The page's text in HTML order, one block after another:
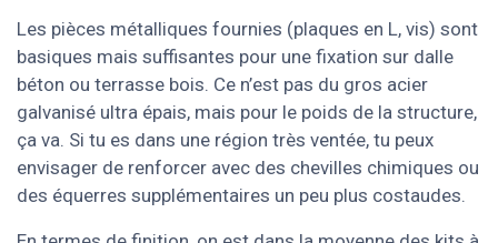
Les pièces métalliques fournies (plaques en L, vis) sont
basiques mais suffisantes pour une fixation sur dalle
béton ou terrasse bois. Ce n’est pas du gros acier
galvanisé ultra épais, mais pour le poids de la structure,
ça va. Si tu es dans une région très ventée, tu peux
envisager de renforcer avec des chevilles chimiques ou
des équerres supplémentaires un peu plus costaudes.